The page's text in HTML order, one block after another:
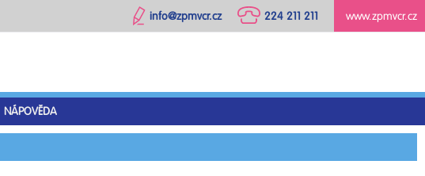
www.zpmvcr.cz
224 211 211
info@zpmvcr.cz
NÁPOVĚDA